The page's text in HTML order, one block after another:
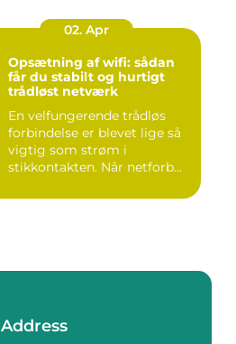
02. Apr
Opsætning af wifi: sådan
får du stabilt og hurtigt
trådløst netværk
En velfungerende trådløs
forbindelse er blevet lige så
vigtig som strøm i
stikkontakten. Når netforb...
Address